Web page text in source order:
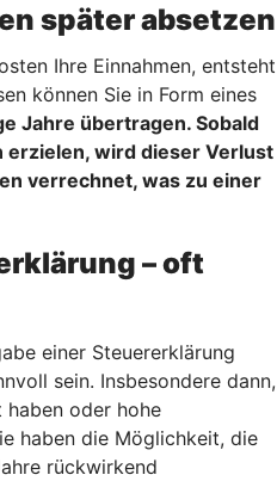
später absetzen
Ihre Einnahmen, entsteht
können Sie in Form eines
Jahre übertragen. Sobald
erzielen, wird dieser Verlust
verrechnet, was zu einer
– oft
einer Steuererklärung
sein. Insbesondere dann,
haben oder hohe
haben die Möglichkeit, die
rückwirkend